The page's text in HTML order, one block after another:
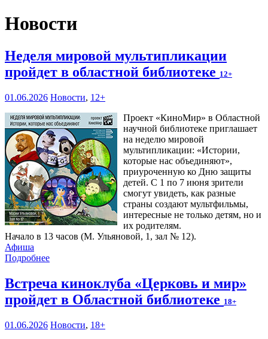
Новости
Неделя мировой мультипликации
пройдет в областной библиотеке 12+
01.06.2026 Новости, 12+
Проект «КиноМир» в Областной
научной библиотеке приглашает
на неделю мировой
мультипликации: «Истории,
которые нас объединяют»,
приуроченную ко Дню защиты
детей. С 1 по 7 июня зрители
смогут увидеть, как разные
страны создают мультфильмы,
интересные не только детям, но и
их родителям.
Начало в 13 часов (М. Ульяновой, 1, зал № 12).
Афиша
Подробнее
Встреча киноклуба «Церковь и мир»
пройдет в Областной библиотеке 18+
01.06.2026 Новости, 18+